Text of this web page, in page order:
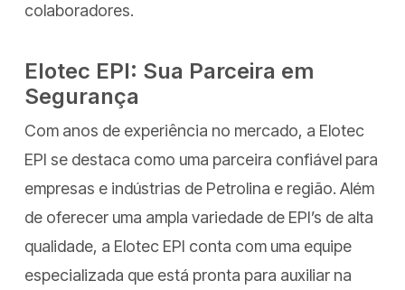
colaboradores.
Elotec EPI: Sua Parceira em
Segurança
Com anos de experiência no mercado, a Elotec
EPI se destaca como uma parceira confiável para
empresas e indústrias de Petrolina e região. Além
de oferecer uma ampla variedade de EPI’s de alta
qualidade, a Elotec EPI conta com uma equipe
especializada que está pronta para auxiliar na